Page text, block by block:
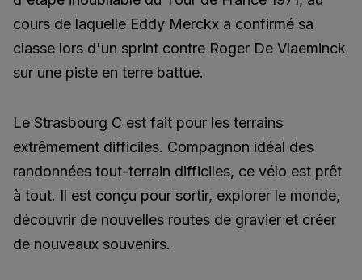
cours de laquelle Eddy Merckx a confirmé sa
classe lors d'un sprint contre Roger De Vlaeminck
sur une piste en terre battue.
Le Strasbourg C est fait pour les terrains
extrêmement difficiles. Compagnon idéal des
randonnées tout-terrain difficiles, ce vélo est prêt
à tout. Il est conçu pour sortir, explorer le monde,
découvrir de nouvelles routes de gravier et créer
de nouveaux souvenirs.